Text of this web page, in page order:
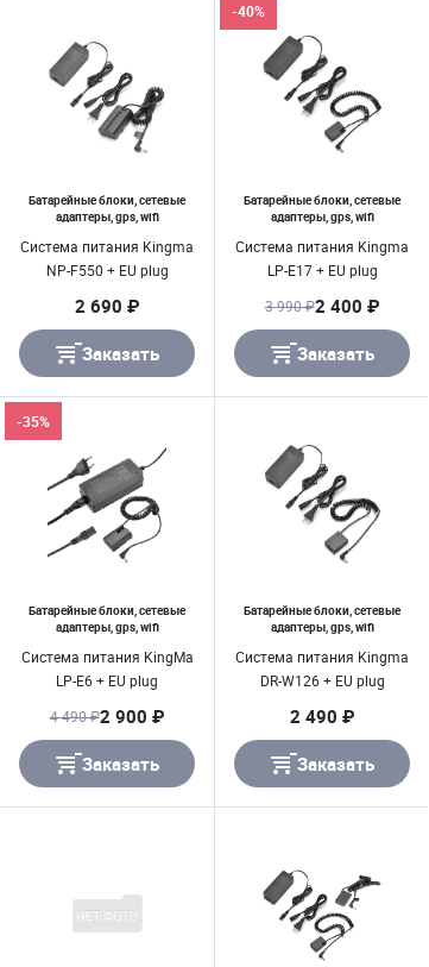
Батарейные блоки, сетевые
адаптеры, gps, wifi
Система питания Kingma
NP-F550 + EU plug
2 690 ₽
Заказать
Батарейные блоки, сетевые
адаптеры, gps, wifi
Система питания Kingma
LP-E17 + EU plug
-40%
3 990 ₽2 400 ₽
Заказать
Батарейные блоки, сетевые
адаптеры, gps, wifi
Система питания KingMa
LP-E6 + EU plug
-35%
4 490 ₽2 900 ₽
Заказать
Батарейные блоки, сетевые
адаптеры, gps, wifi
Система питания Kingma
DR-W126 + EU plug
2 490 ₽
Заказать